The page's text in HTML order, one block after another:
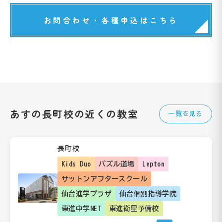
お問合わせ・各種申込はこちら
あすの長町校の近くの教室 一覧を見る
長町校
Kids Duo パズル道場 Lepton
サットンアフタースクール
仙台進学プラザ 仙台個別指導学院
東進中学NET 東進衛星予備校